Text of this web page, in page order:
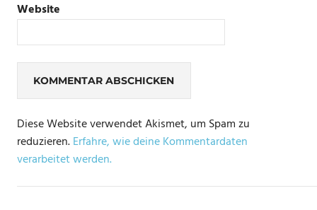
Website
Diese Website verwendet Akismet, um Spam zu
reduzieren.Erfahre, wie deine Kommentardaten
verarbeitet werden.